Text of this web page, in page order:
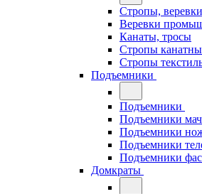
Стропы,
Веревки
Канаты, тросы
Стропы
Стропы
Подъемники
Подъемники
Подъемники
Подъемники
Подъемники
Подъемники
Домкраты